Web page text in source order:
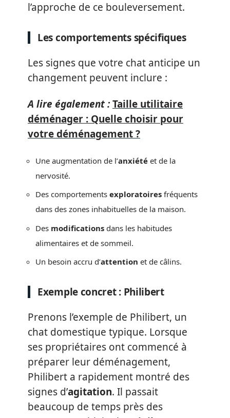
l’approche de ce bouleversement.
Les comportements spécifiques
Les signes que votre chat anticipe un
changement peuvent inclure :
A lire également :Taille utilitaire
déménager : Quelle choisir pour
votre déménagement ?
Une augmentation de l’anxiété et de la
nervosité.
Des comportements exploratoires fréquents
dans des zones inhabituelles de la maison.
Des modifications dans les habitudes
alimentaires et de sommeil.
Un besoin accru d’attention et de câlins.
Exemple concret : Philibert
Prenons l’exemple de Philibert, un
chat domestique typique. Lorsque
ses propriétaires ont commencé à
préparer leur déménagement,
Philibert a rapidement montré des
signes d’agitation. Il passait
beaucoup de temps près des